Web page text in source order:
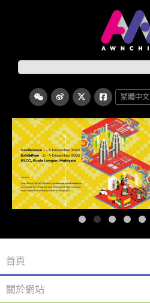
繁體中文
首頁
關於網站